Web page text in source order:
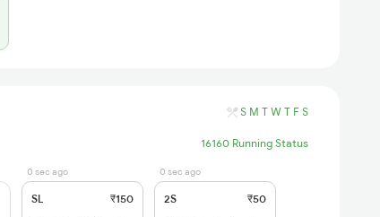
S M T W T F S
16160 Running Status
0 sec ago
SL ₹150
0 sec ago
2S ₹50